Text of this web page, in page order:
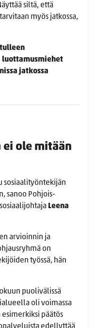
siltä, että
myös jatkossa,
tulleen
luottamusmiehet
jatkossa
ei ole mitään
sosiaalityöntekijän
sanoo Pohjois-
Leena
arvioinnin ja
on
työssä, hän
puolivälissä
oli voimassa
päätös